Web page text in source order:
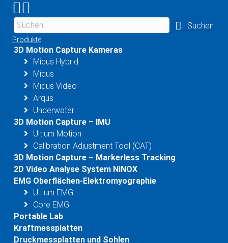
Link zu Instagram
Link zu YouTube
Suchen
Produkte
3D Motion Capture Kameras
Miqus Hybrid
Miqus
Miqus Video
Arqus
Underwater
3D Motion Capture – IMU
Ultium Motion
Calibration Adjustment Tool (CAT)
3D Motion Capture – Markerless Tracking
2D Video Analyse System NiNOX
EMG Oberflächen-Elektromyographie
Ultium EMG
Core EMG
Portable Lab
Kraftmessplatten
Druckmessplatten und Sohlen